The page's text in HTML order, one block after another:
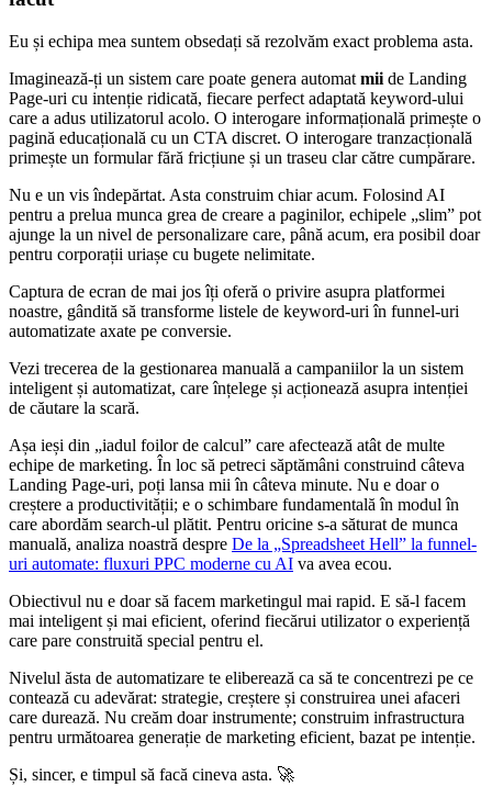
Eu și echipa mea suntem obsedați să rezolvăm exact problema asta.
Imaginează-ți un sistem care poate genera automat mii de Landing
Page-uri cu intenție ridicată, fiecare perfect adaptată keyword-ului
care a adus utilizatorul acolo. O interogare informațională primește o
pagină educațională cu un CTA discret. O interogare tranzacțională
primește un formular fără fricțiune și un traseu clar către cumpărare.
Nu e un vis îndepărtat. Asta construim chiar acum. Folosind AI
pentru a prelua munca grea de creare a paginilor, echipele „slim” pot
ajunge la un nivel de personalizare care, până acum, era posibil doar
pentru corporații uriașe cu bugete nelimitate.
Captura de ecran de mai jos îți oferă o privire asupra platformei
noastre, gândită să transforme listele de keyword-uri în funnel-uri
automatizate axate pe conversie.
Vezi trecerea de la gestionarea manuală a campaniilor la un sistem
inteligent și automatizat, care înțelege și acționează asupra intenției
de căutare la scară.
Așa ieși din „iadul foilor de calcul” care afectează atât de multe
echipe de marketing. În loc să petreci săptămâni construind câteva
Landing Page-uri, poți lansa mii în câteva minute. Nu e doar o
creștere a productivității; e o schimbare fundamentală în modul în
care abordăm search-ul plătit. Pentru oricine s-a săturat de munca
manuală, analiza noastră despre De la „Spreadsheet Hell” la funnel-
uri automate: fluxuri PPC moderne cu AI va avea ecou.
Obiectivul nu e doar să facem marketingul mai rapid. E să-l facem
mai inteligent și mai eficient, oferind fiecărui utilizator o experiență
care pare construită special pentru el.
Nivelul ăsta de automatizare te eliberează ca să te concentrezi pe ce
contează cu adevărat: strategie, creștere și construirea unei afaceri
care durează. Nu creăm doar instrumente; construim infrastructura
pentru următoarea generație de marketing eficient, bazat pe intenție.
Și, sincer, e timpul să facă cineva asta. 🚀